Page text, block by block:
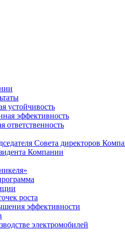
устойчивость
эффективность
ответственность
Совета директоров
Компании
роста
эффективности
электромобилей